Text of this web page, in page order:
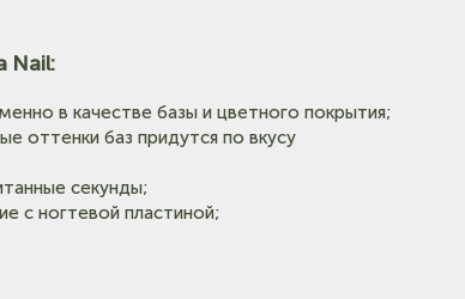
Nail:
в качестве базы и цветного покрытия;
оттенки баз придутся по вкусу
секунды;
с ногтевой пластиной;